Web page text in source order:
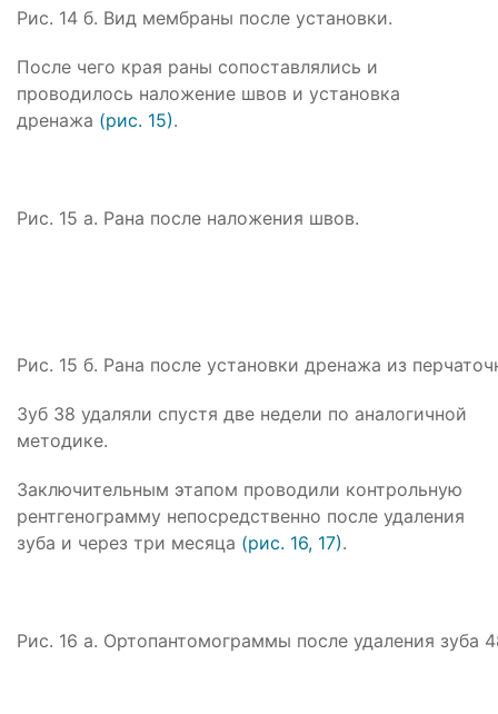
Рис. 14 б. Вид мембраны после установки.
После чего края раны сопоставлялись и
проводилось наложение швов и установка
дренажа (рис. 15).
Рис. 15 а. Рана после наложения швов.
Рис. 15 б. Рана после установки дренажа из
Зуб 38 удаляли спустя две недели по аналогичной
методике.
Заключительным этапом проводили контрольную
рентгенограмму непосредственно после удаления
зуба и через три месяца (рис. 16, 17).
Рис. 16 а. Ортопантомограммы после удаления зуба